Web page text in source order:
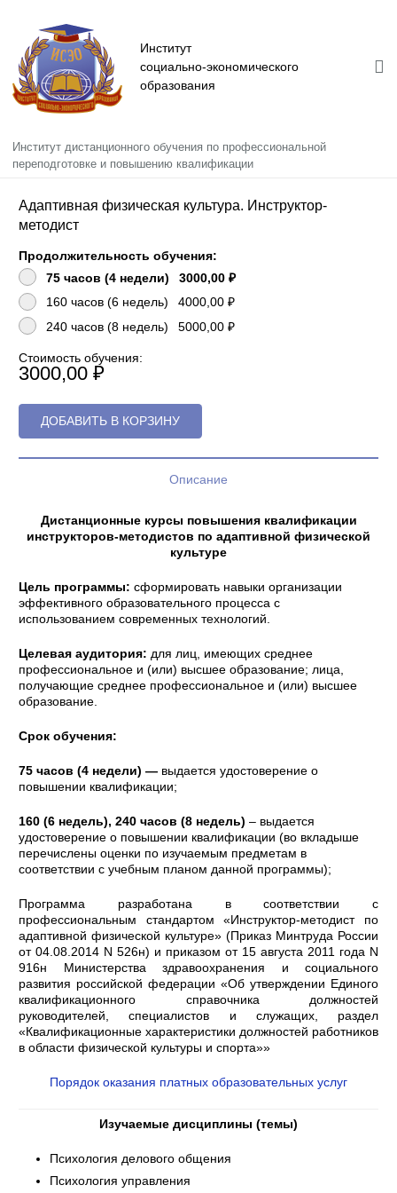
Институт
социально-экономического
образования
Главная
Информация
Повышение квалификации
Профессиональная переподготовка
Институт дистанционного обучения по профессиональной
переподготовке и повышению квалификации
Адаптивная физическая культура. Инструктор-
методист
Продолжительность обучения:
75 часов (4 недели)
3000,00 ₽
160 часов (6 недель)
4000,00 ₽
240 часов (8 недель)
5000,00 ₽
Стоимость обучения:
3000,00 ₽
ДОБАВИТЬ В КОРЗИНУ
Описание
Дистанционные курсы повышения квалификации
инструкторов-методистов по адаптивной физической
культуре
Цель программы: сформировать навыки организации
эффективного образовательного процесса с
использованием современных технологий.
Целевая аудитория: для лиц, имеющих среднее
профессиональное и (или) высшее образование; лица,
получающие среднее профессиональное и (или) высшее
образование.
Срок обучения:
75 часов (4 недели) — выдается удостоверение о
повышении квалификации;
160 (6 недель), 240 часов (8 недель) – выдается
удостоверение о повышении квалификации (во вкладыше
перечислены оценки по изучаемым предметам в
соответствии с учебным планом данной программы);
Программа разработана в соответствии с
профессиональным стандартом «Инструктор-методист по
адаптивной физической культуре» (Приказ Минтруда России
от 04.08.2014 N 526н) и приказом от 15 августа 2011 года N
916н Министерства здравоохранения и социального
развития российской федерации «Об утверждении Единого
квалификационного справочника должностей
руководителей, специалистов и служащих, раздел
«Квалификационные характеристики должностей работников
в области физической культуры и спорта»»
Порядок оказания платных образовательных услуг
Изучаемые дисциплины (темы)
Психология делового общения
Психология управления